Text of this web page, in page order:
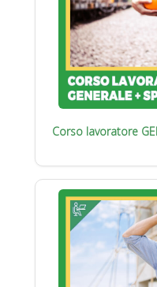
Corso lavoratore